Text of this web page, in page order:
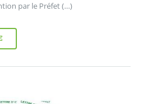
par le Préfet (…)